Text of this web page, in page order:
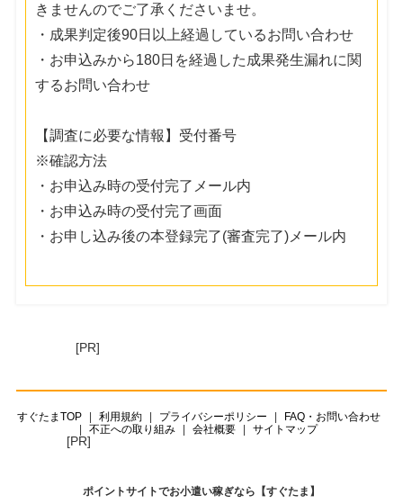
きませんのでご了承くださいませ。
・成果判定後90日以上経過しているお問い合わせ
・お申込みから180日を経過した成果発生漏れに関
するお問い合わせ
【調査に必要な情報】受付番号
※確認方法
・お申込み時の受付完了メール内
・お申込み時の受付完了画面
・お申し込み後の本登録完了(審査完了)メール内
[PR]
すぐたまTOP 利用規約 プライバシーポリシー
FAQ・お問い合わせ
不正への取り組み
会社概要 サイトマップ
[PR]
ポイントサイトでお小遣い稼ぎなら【すぐたま】